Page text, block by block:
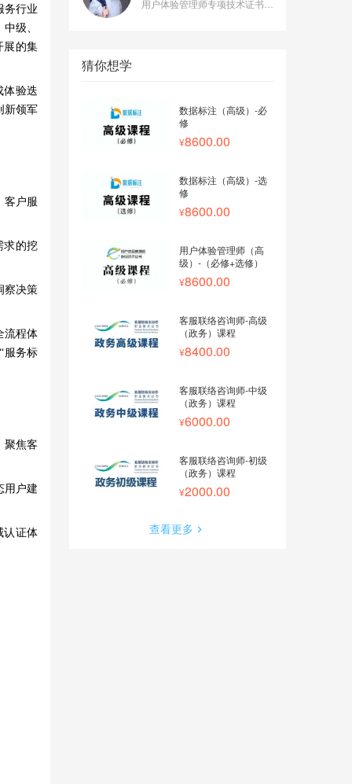
务行业
级、
展的集
体验迭
新领军
客户服
求的挖
察决策
流程体
服务标
聚焦客
用户建
认证体
猜你想学
数据标注（高级）-必
修
8600.00
数据标注（高级）-选
修
8600.00
用户体验管理师（高
级）-（必修+选修）
8600.00
客服联络咨询师-高级
（政务）课程
8400.00
客服联络咨询师-中级
（政务）课程
6000.00
客服联络咨询师-初级
（政务）课程
2000.00
查看更多